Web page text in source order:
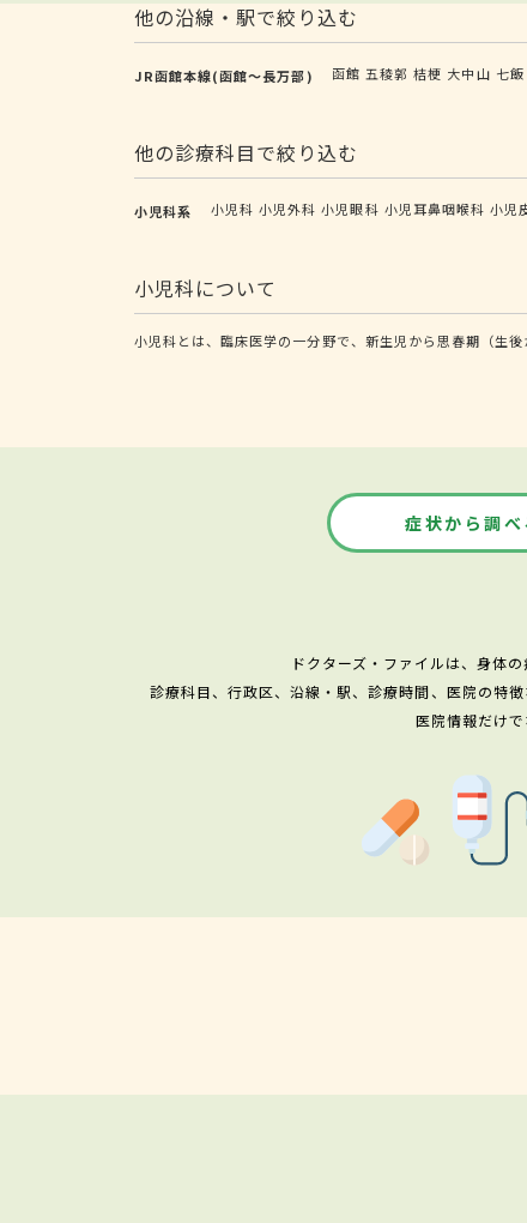
他の沿線・駅で絞り込む
JR函館本線(函館～長万部) 函館 五稜郭 桔梗 大中山 七飯
他の診療科目で絞り込む
小児科系 小児科 小児外科 小児眼科 小児耳鼻咽喉科 小児
小児科について
小児科とは、臨床医学の一分野で、新生児から思春期（生
症状から調べ
ドクターズ・ファイルは、身体
診療科目、行政区、沿線・駅、診療時間、医院の特
医院情報だけ